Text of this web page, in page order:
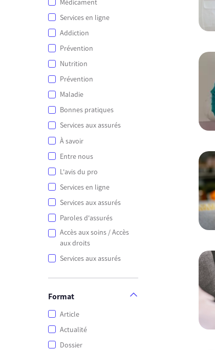
Médicament
Services en ligne
Addiction
Prévention
Nutrition
Prévention
Maladie
Bonnes pratiques
Services aux assurés
À savoir
Entre nous
L'avis du pro
Services en ligne
Services aux assurés
Paroles d'assurés
Accès aux soins / Accès
aux droits
Services aux assurés
Format
Article
Actualité
Dossier